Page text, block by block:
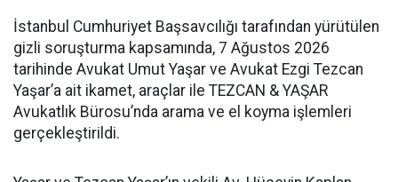
İstanbul Cumhuriyet Başsavcılığı tarafından yürütülen
gizli soruşturma kapsamında, 7 Ağustos 2026
tarihinde Avukat Umut Yaşar ve Avukat Ezgi Tezcan
Yaşar’a ait ikamet, araçlar ile TEZCAN & YAŞAR
Avukatlık Bürosu’nda arama ve el koyma işlemleri
gerçekleştirildi.